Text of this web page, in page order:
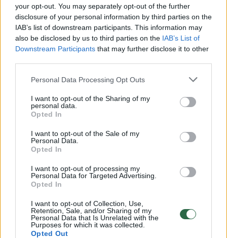
your opt-out. You may separately opt-out of the further
disclosure of your personal information by third parties on the
IAB’s list of downstream participants. This information may
also be disclosed by us to third parties on the IAB’s List of
Downstream Participants that may further disclose it to other
Personal Data Processing Opt Outs
I want to opt-out of the Sharing of my
personal data.
Opted In
I want to opt-out of the Sale of my
Personal Data.
Opted In
I want to opt-out of processing my
Personal Data for Targeted Advertising.
Opted In
I want to opt-out of Collection, Use,
Retention, Sale, and/or Sharing of my
Personal Data that Is Unrelated with the
Purposes for which it was collected.
Opted Out
Komentuoti po šiuo straipsniu
Komentuoti gali tik Lrytas registruoti vartotojai.
Prisijunkite prie registruotų vartotojų
Prisijungti komentatoriams